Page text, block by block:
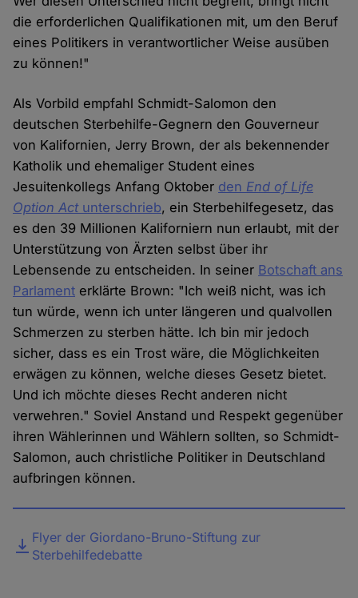
die erforderlichen Qualifikationen mit, um den Beruf
eines Politikers in verantwortlicher Weise ausüben
zu können!"
Als Vorbild empfahl Schmidt-Salomon den
deutschen Sterbehilfe-Gegnern den Gouverneur
von Kalifornien, Jerry Brown, der als bekennender
Katholik und ehemaliger Student eines
Jesuitenkollegs Anfang Oktober den End of Life
Option Actunterschrieb, ein Sterbehilfegesetz, das
es den 39 Millionen Kaliforniern nun erlaubt, mit der
Unterstützung von Ärzten selbst über ihr
Lebensende zu entscheiden. In seiner Botschaft ans
Parlament erklärte Brown: "Ich weiß nicht, was ich
tun würde, wenn ich unter längeren und qualvollen
Schmerzen zu sterben hätte. Ich bin mir jedoch
sicher, dass es ein Trost wäre, die Möglichkeiten
erwägen zu können, welche dieses Gesetz bietet.
Und ich möchte dieses Recht anderen nicht
verwehren." Soviel Anstand und Respekt gegenüber
ihren Wählerinnen und Wählern sollten, so Schmidt-
Salomon, auch christliche Politiker in Deutschland
aufbringen können.
DateiFlyer der Giordano-Bruno-Stiftung zur
Sterbehilfedebatte